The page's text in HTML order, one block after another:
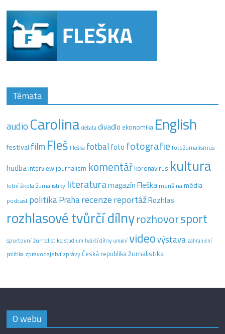
Témata
audio Carolina debata divadlo ekonomika English
festival film Fleš Fleška fotbal foto fotografie fotožurnalismus
hudba interview journalism komentář koronavirus kultura
letní škola žurnalistiky literaturamagazín Fleška menšinamédia
podcast politikaPraharecenzereportážRozhlas
rozhlasové tvůrčí dílnyrozhovorsport
sportovní žurnalistika studium tvůrčí dílny uměnívideovýstava zahraniční
politika zpravodajstvízprávyČeská republikažurnalistika
O webu